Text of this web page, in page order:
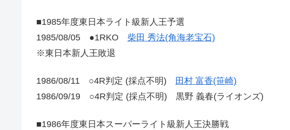
■1985年度東日本ライト級新人王予選
1985/08/05 ●1RKO 柴田 秀法(角海老宝石)
※東日本新人王敗退
1986/08/11 ○4R判定 (採点不明)
田村 富香(笹崎)
1986/09/19 ○4R判定 (採点不明) 黒野 義春(ライオンズ)
■1986年度東日本スーパーライト級新人王決勝戦